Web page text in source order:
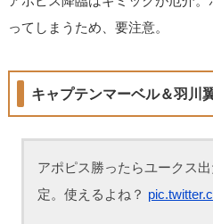
ってしまうため、要注意。
キャプテンマーベル＆羽川
アポピス勝ったらユークス
定。使えるよね？